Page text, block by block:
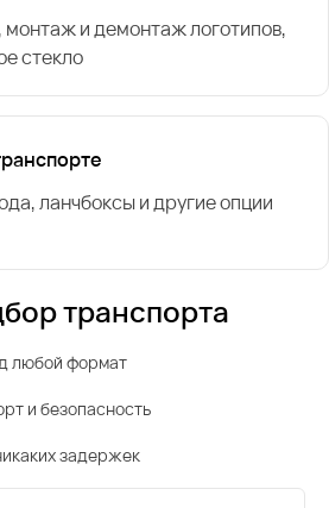
монтаж и демонтаж логотипов,
стекло
ланчбоксы и другие опции
транспорта
любой формат
и безопасность
задержек